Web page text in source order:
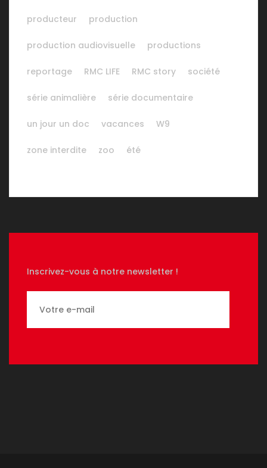
producteur production
production audiovisuelle productions
reportage RMC LIFE RMC story société
série animalière série documentaire
un jour un doc vacances W9
zone interdite zoo été
Inscrivez-vous à notre newsletter !